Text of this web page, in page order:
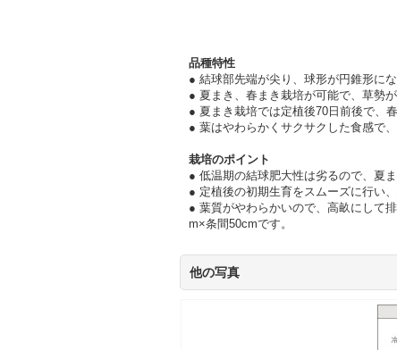
品種特性
● 結球部先端が尖り、球形が円錐形に
● 夏まき、春まき栽培が可能で、草勢
● 夏まき栽培では定植後70日前後で、
● 葉はやわらかくサクサクした食感で
栽培のポイント
● 低温期の結球肥大性は劣るので、夏
● 定植後の初期生育をスムーズに行い
● 葉質がやわらかいので、高畝にして
m×条間50cmです。
他の写真